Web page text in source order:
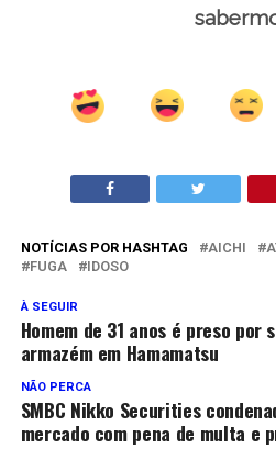
NOTÍCIAS POR HASHTAG AICHI
FUGA
IDOSO
À SEGUIR
Homem de 31 anos é preso por
armazém em Hamamatsu
NÃO PERCA
SMBC Nikko Securities
mercado com pena de multa e